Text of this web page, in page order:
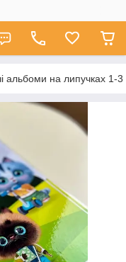
альбоми на липучках 1-3